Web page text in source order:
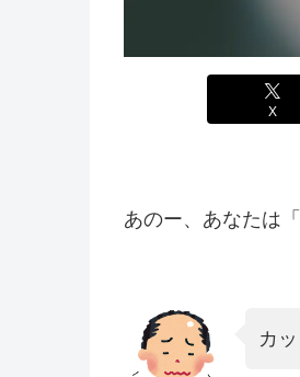
X
あのー、あなたは
カ